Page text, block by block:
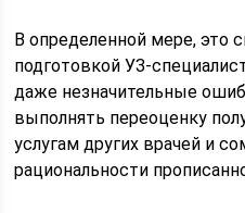
В определенной мере, это
подготовкой УЗ-
даже незначительные
выполнять переоценку
услугам других врачей и
рациональности